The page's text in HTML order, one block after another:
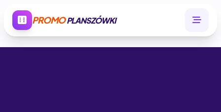
PROMOPLANSZÓWKI